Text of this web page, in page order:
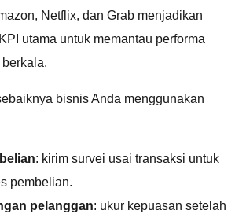
Netflix, dan Grab menjadikan
utama untuk memantau performa
bisnis Anda menggunakan
: kirim survei usai transaksi untuk
pembelian.
pelanggan: ukur kepuasan setelah